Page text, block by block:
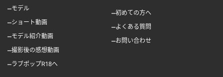
–モデル
–ショート動画
–モデル紹介動画
–撮影後の感想動画
–ラブポップR18へ
–初めての方へ
–よくある質問
–お問い合わせ